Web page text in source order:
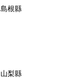
島根縣
山梨縣